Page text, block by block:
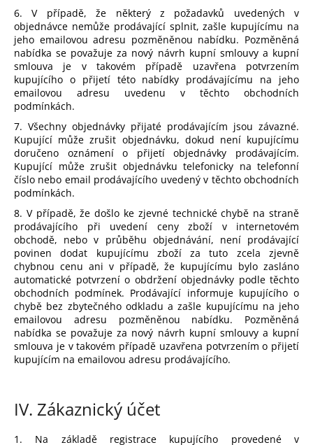
6. V případě, že některý z požadavků uvedených v
objednávce nemůže prodávající splnit, zašle kupujícímu na
jeho emailovou adresu pozměněnou nabídku. Pozměněná
nabídka se považuje za nový návrh kupní smlouvy a kupní
smlouva je v takovém případě uzavřena potvrzením
kupujícího o přijetí této nabídky prodávajícímu na jeho
emailovou adresu uvedenu v těchto obchodních
podmínkách.
7. Všechny objednávky přijaté prodávajícím jsou závazné.
Kupující může zrušit objednávku, dokud není kupujícímu
doručeno oznámení o přijetí objednávky prodávajícím.
Kupující může zrušit objednávku telefonicky na telefonní
číslo nebo email prodávajícího uvedený v těchto obchodních
podmínkách.
8. V případě, že došlo ke zjevné technické chybě na straně
prodávajícího při uvedení ceny zboží v internetovém
obchodě, nebo v průběhu objednávání, není prodávající
povinen dodat kupujícímu zboží za tuto zcela zjevně
chybnou cenu ani v případě, že kupujícímu bylo zasláno
automatické potvrzení o obdržení objednávky podle těchto
obchodních podmínek. Prodávající informuje kupujícího o
chybě bez zbytečného odkladu a zašle kupujícímu na jeho
emailovou adresu pozměněnou nabídku. Pozměněná
nabídka se považuje za nový návrh kupní smlouvy a kupní
smlouva je v takovém případě uzavřena potvrzením o přijetí
kupujícím na emailovou adresu prodávajícího.
IV. Zákaznický účet
1. Na základě registrace kupujícího provedené v